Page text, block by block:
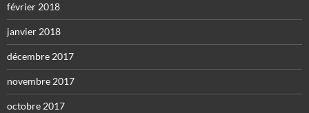
février 2018
janvier 2018
décembre 2017
novembre 2017
octobre 2017